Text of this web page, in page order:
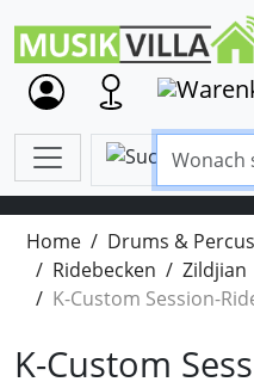
Home Drums &
Ridebecken
Zildjian
K-Custom Session-
K-Custom